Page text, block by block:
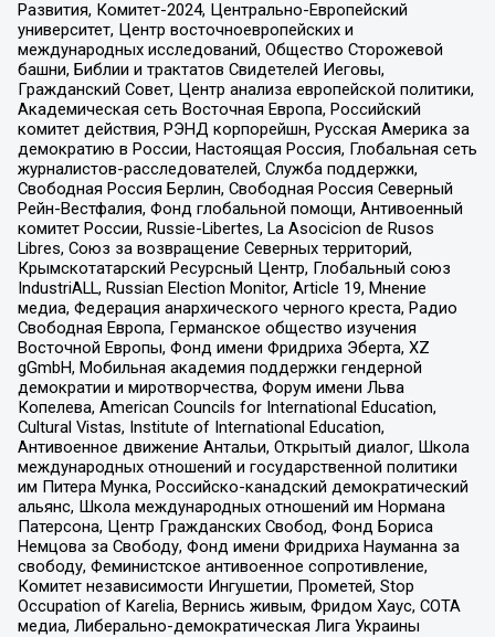
Развития, Комитет-2024, Центрально-Европейский
университет, Центр восточноевропейских и
международных исследований, Общество Сторожевой
башни, Библии и трактатов Свидетелей Иеговы,
Гражданский Совет, Центр анализа европейской политики,
Академическая сеть Восточная Европа, Российский
комитет действия, РЭНД корпорейшн, Русская Америка за
демократию в России, Настоящая Россия, Глобальная сеть
журналистов-расследователей, Служба поддержки,
Свободная Россия Берлин, Свободная Россия Северный
Рейн-Вестфалия, Фонд глобальной помощи, Антивоенный
комитет России, Russie-Libertes, La Asocicion de Rusos
Libres, Союз за возвращение Северных территорий,
Крымскотатарский Ресурсный Центр, Глобальный союз
IndustriALL, Russian Election Monitor, Article 19, Мнение
медиа, Федерация анархического черного креста, Радио
Свободная Европа, Германское общество изучения
Восточной Европы, Фонд имени Фридриха Эберта, XZ
gGmbH, Мобильная академия поддержки гендерной
демократии и миротворчества, Форум имени Льва
Копелева, American Councils for International Education,
Cultural Vistas, Institute of International Education,
Антивоенное движение Антальи, Открытый диалог, Школа
международных отношений и государственной политики
им Питера Мунка, Российско-канадский демократический
альянс, Школа международных отношений им Нормана
Патерсона, Центр Гражданских Свобод, Фонд Бориса
Немцова за Свободу, Фонд имени Фридриха Науманна за
свободу, Феминистское антивоенное сопротивление,
Комитет независимости Ингушетии, Прометей, Stop
Occupation of Karelia, Вернись живым, Фридом Хаус, СОТА
медиа, Либерально-демократическая Лига Украины